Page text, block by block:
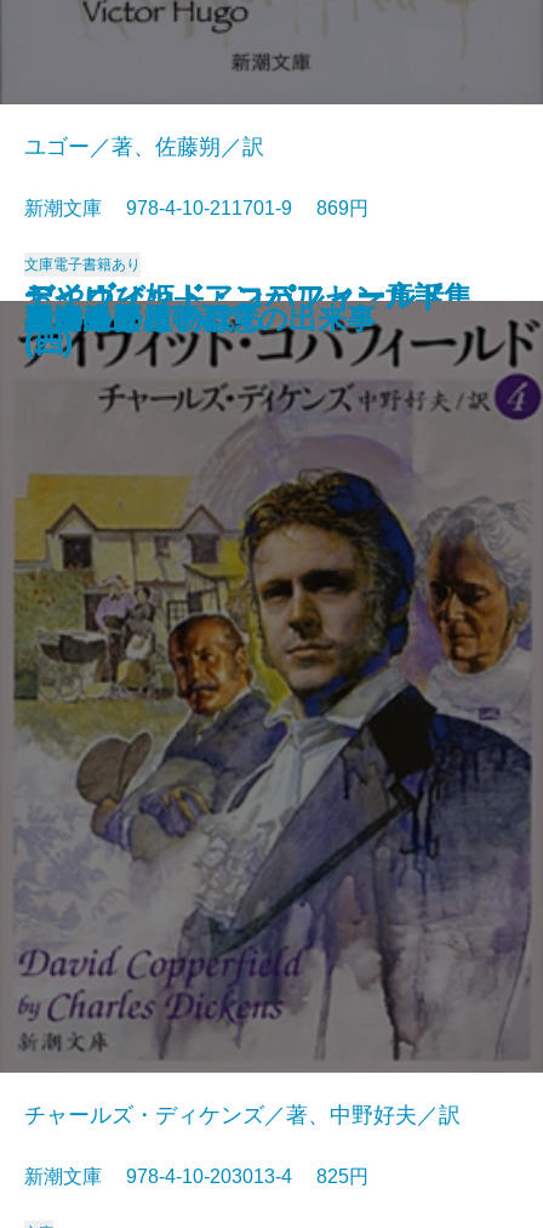
桜の園・三人姉妹
レ・ミゼラブル〔三〕
レ・ミゼラブル〔四〕
俘虜記
白雪姫―グリム童話集I―
海からの贈物
おやゆび姫―アンデルセン童話集
(II)―
レ・ミゼラブル〔二〕
アメリカン・スクール
レ・ミゼラブル〔一〕
ユゴー／著、佐藤朔／訳
新潮文庫 978-4-10-211701-9 869円
文庫電子書籍あり
デイヴィッド・コパフィールド
(四)
チャールズ・ディケンズ／著、中野好夫／訳
新潮文庫 978-4-10-203013-4 825円
砂の上の植物群
デイヴィッド・コパフィールド
(三)
風濤
デイヴィッド・コパフィールド
(二)
デイヴィッド・コパフィールド
(一)
エミリーはのぼる
娼婦の部屋・不意の出来事
夏の終り
虚空遍歴〔下〕